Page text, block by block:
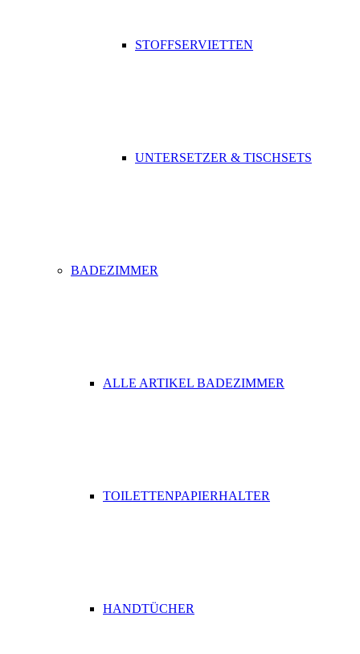
STOFFSERVIETTEN
UNTERSETZER & TISCHSETS
BADEZIMMER
ALLE ARTIKEL BADEZIMMER
TOILETTENPAPIERHALTER
HANDTÜCHER